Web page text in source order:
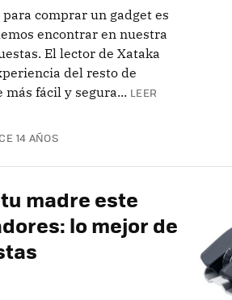
comprar un gadget es
encontrar en nuestra
El lector de Xataka
del resto de
fácil y segura... LEER
14 AÑOS
madre este
lo mejor de